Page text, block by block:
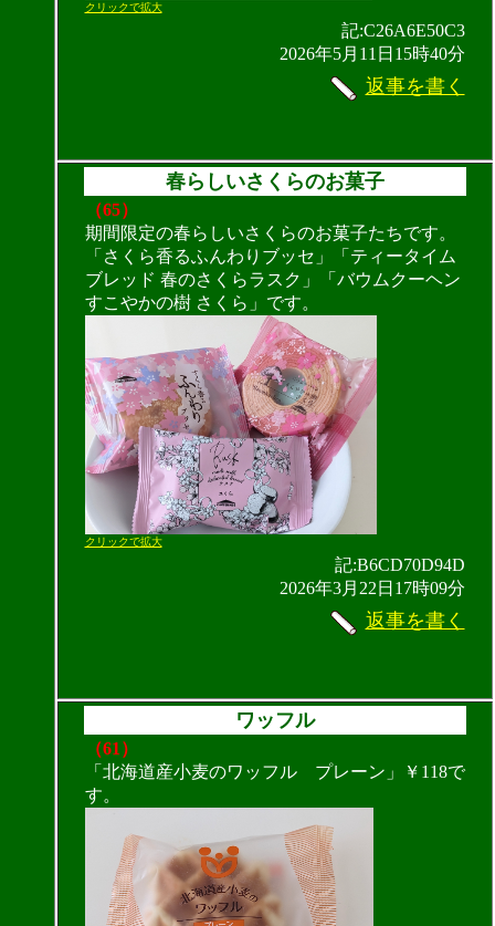
クリックで拡大
記:C26A6E50C3
2026年5月11日15時40分
返事を書く
春らしいさくらのお菓子
（65）
期間限定の春らしいさくらのお菓子たちです。
「さくら香るふんわりブッセ」「ティータイム
ブレッド 春のさくらラスク」「バウムクーヘン
すこやかの樹 さくら」です。
クリックで拡大
記:B6CD70D94D
2026年3月22日17時09分
返事を書く
ワッフル
（61）
「北海道産小麦のワッフル プレーン」￥118で
す。